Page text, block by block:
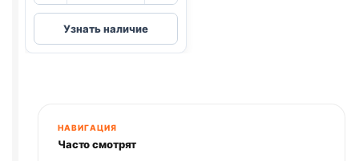
Blitz
Holistic
(ПЕРЕПЕЛКА,
Узнать наличие
НАВИГАЦИЯ
Часто смотрят